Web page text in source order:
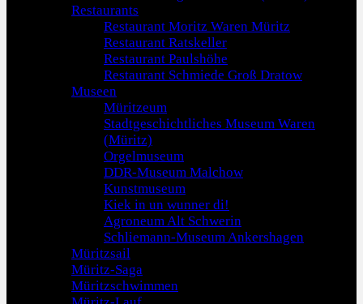
Restaurants
Restaurant Moritz Waren Müritz
Restaurant Ratskeller
Restaurant Paulshöhe
Restaurant Schmiede Groß Dratow
Museen
Müritzeum
Stadtgeschichtliches Museum Waren
(Müritz)
Orgelmuseum
DDR-Museum Malchow
Kunstmuseum
Kiek in un wunner di!
Agroneum Alt Schwerin
Schliemann-Museum Ankershagen
Müritzsail
Müritz-Saga
Müritzschwimmen